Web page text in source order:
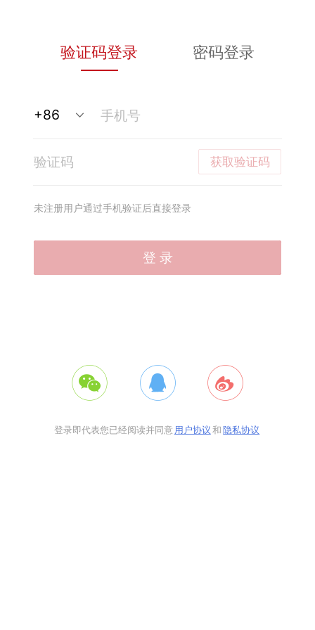
验证码登录 密码登录
获取验证码
未注册用户通过手机验证后直接登录
登 录
登录即代表您已经阅读并同意用户协议和隐私协议